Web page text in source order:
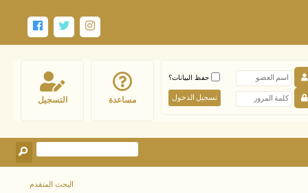
التسجيل مساعدة
حفظ البيانات؟
البحث المتقدم